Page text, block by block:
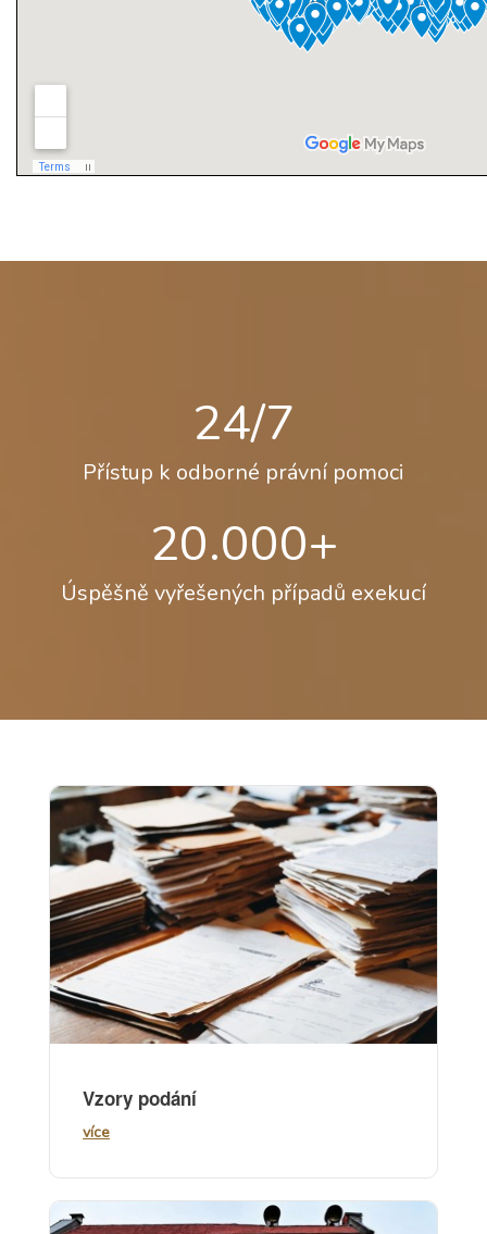
24/7
Přístup k odborné právní pomoci
20.000+
Úspěšně vyřešených případů exekucí
Vzory podání
více